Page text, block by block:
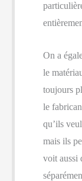
On a
le
toujours
le
qu’ils
mais ils
voit aussi